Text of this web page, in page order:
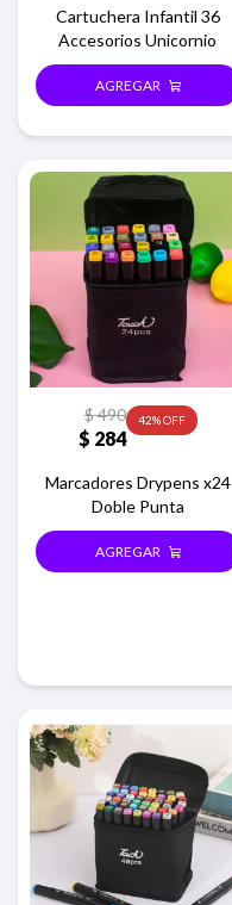
Cartuchera Infantil 36
Accesorios Unicornio
$ 284
$490 42
Marcadores Drypens x24
Doble Punta